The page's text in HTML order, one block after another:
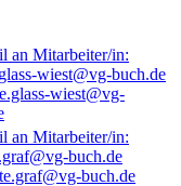
wiest@vg-
buch.de